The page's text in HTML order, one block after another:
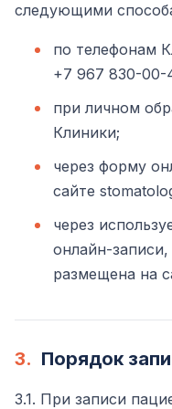
следующими
по телефонам
+7 967 830-00-
при личном
Клиники;
через форму
сайте
через
онлайн-
размещена на
3. Порядок
3.1. При записи